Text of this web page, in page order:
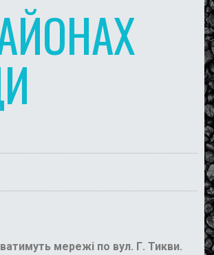
мережі по вул. Г. Тикви.